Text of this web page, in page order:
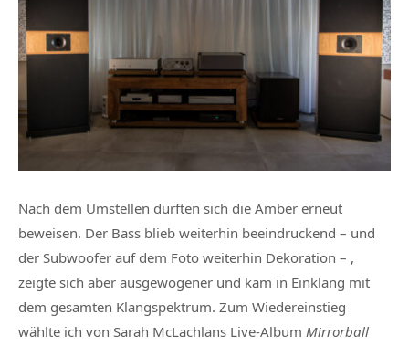
Nach dem Umstellen durften sich die Amber erneut
beweisen. Der Bass blieb weiterhin beeindruckend – und
der Subwoofer auf dem Foto weiterhin Dekoration – ,
zeigte sich aber ausgewogener und kam in Einklang mit
dem gesamten Klangspektrum. Zum Wiedereinstieg
wählte ich von Sarah McLachlans Live-Album Mirrorball